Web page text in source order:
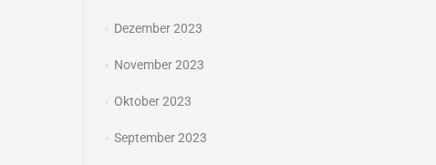
Dezember 2023
November 2023
Oktober 2023
September 2023